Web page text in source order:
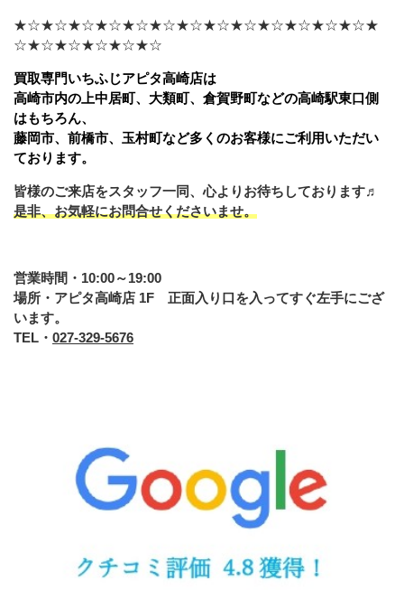
★☆★☆★☆★☆★☆★☆★☆★☆★☆★☆★☆★☆★☆★
☆★☆★☆★☆★☆★☆
買取専門いちふじアピタ高崎店は
高崎市内の上中居町、大類町、倉賀野町などの高崎駅東口側
はもちろん、
藤岡市、前橋市、玉村町など多くのお客様にご利用いただい
ております。
皆様のご来店をスタッフ一同、心よりお待ちしております♬
是非、お気軽にお問合せくださいませ。
営業時間・10:00～19:00
場所・アピタ高崎店 1F 正面入り口を入ってすぐ左手にござ
います。
TEL・ 027-329-5676